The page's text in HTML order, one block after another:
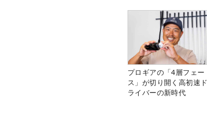
プロギアの「4層フェー
ス」が切り開く高初速ド
ライバーの新時代